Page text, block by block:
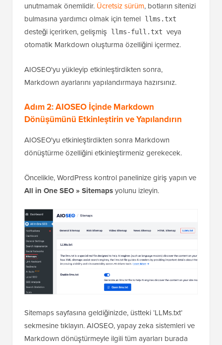
unutmamak önemlidir. Ücretsiz sürüm, botların sitenizi
bulmasına yardımcı olmak için temel llms.txt
desteği içerirken, gelişmiş llms-full.txt veya
otomatik Markdown oluşturma özelliğini içermez.
AIOSEO'yu yükleyip etkinleştirdikten sonra,
Markdown ayarlarını yapılandırmaya hazırsınız.
Adım 2: AIOSEO İçinde Markdown
Dönüşümünü Etkinleştirin ve Yapılandırın
AIOSEO'yu etkinleştirdikten sonra Markdown
dönüştürme özelliğini etkinleştirmeniz gerekecek.
Öncelikle, WordPress kontrol panelinize giriş yapın ve
All in One SEO » Sitemapsyolunu izleyin.
Sitemaps sayfasına geldiğinizde, üstteki ‘LLMs.txt’
sekmesine tıklayın. AIOSEO, yapay zeka sistemleri ve
Markdown dönüştürmeyle ilgili tüm ayarları burada